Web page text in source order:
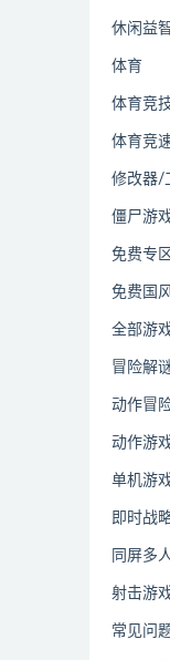
休闲益
体育
体育竞
体育竞
修改器/
僵尸游
免费专区
免费国
全部游
冒险解
动作冒
动作游
单机游
即时战
同屏多
射击游
常见问